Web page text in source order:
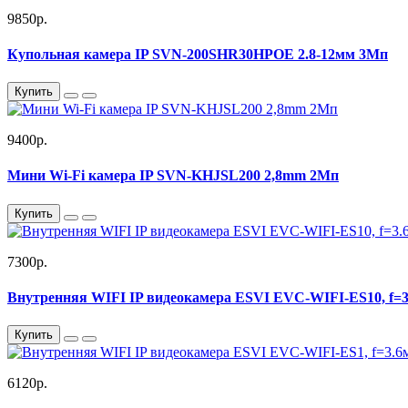
9850р.
Купольная камера IP SVN-200SHR30HPOE 2.8-12мм 3Мп
Купить
9400р.
Мини Wi-Fi камера IP SVN-KHJSL200 2,8mm 2Мп
Купить
7300р.
Внутренняя WIFI IP видеокамера ESVI EVC-WIFI-ES10,
Купить
6120р.